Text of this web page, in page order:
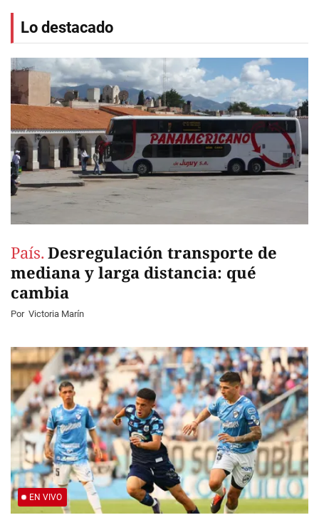
Lo destacado
País. Desregulación transporte de
mediana y larga distancia: qué
cambia
Por Victoria Marín
EN VIVO